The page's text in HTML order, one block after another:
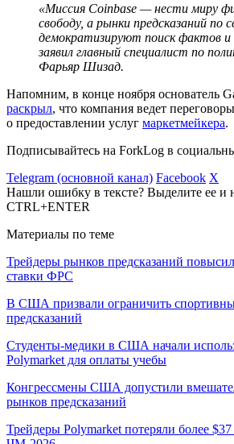
«Миссия Coinbase — нести миру
свободу, а рынки предсказаний по
демократизируют поиск фактов
заявил главный специалист по
Фарьяр Шизад.
Напомним, в конце ноября основатель
раскрыл, что компания ведет
о предоставлении услуг маркетмейкера.
Подписывайтесь на ForkLog в
Telegram (основной канал) Facebook X
Нашли ошибку в тексте? Выделите ее и
CTRL+ENTER
Материалы по теме
Трейдеры рынков предсказаний
ставки ФРС
В США призвали ограничить
предсказаний
Студенты-медики в США начали
Polymarket для оплаты учебы
Конгрессмены США допустили
рынков предсказаний
Трейдеры Polymarket потеряли более